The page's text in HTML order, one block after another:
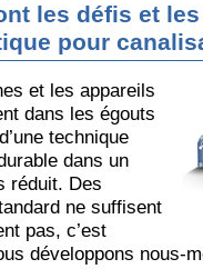
les défis et
pour
et les appareils
dans les égouts
technique
dans un
réduit. Des
ne suffisent
pas, c’est
développons nous-